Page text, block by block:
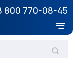
800 770-08-45